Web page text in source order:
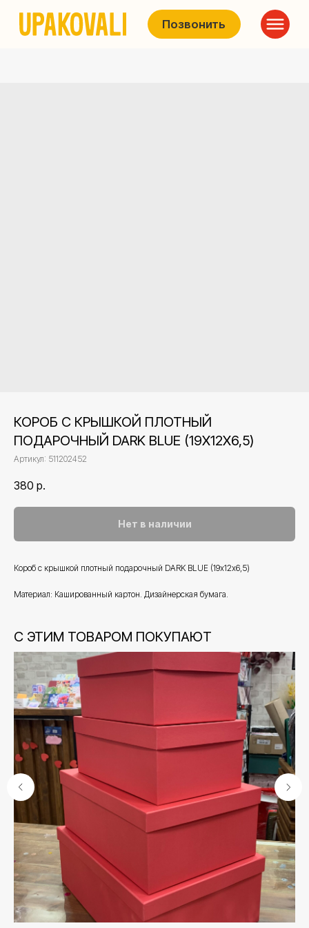
Позвонить
КОРОБ С КРЫШКОЙ ПЛОТНЫЙ
ПОДАРОЧНЫЙ DARK BLUE (19Х12Х6,5)
Артикул: 511202452
380 р.
Нет в наличии
Короб с крышкой плотный подарочный DARK BLUE (19х12х6,5)
Материал: Кашированный картон. Дизайнерская бумага.
С ЭТИМ ТОВАРОМ ПОКУПАЮТ
Контакты